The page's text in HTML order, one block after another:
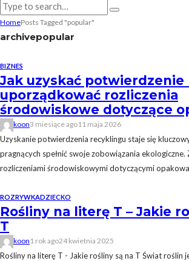
HomePosts Tagged "popular"
archivepopular
BIZNES
Jak uzyskać
uporządkować rozliczenia
środowiskowe dotyczące
koon3 miesiące ago11 maja 2026
Uzyskanie potwierdzenia recyklingu staje się
pragnących spełnić swoje zobowiązania ekologiczne.
rozliczeniami środowiskowymi dotyczącymi
ROZRYWKADZIECKO
Rośliny na literę T – Jakie
T
koon 1 rok ago24 kwietnia 2025
Rośliny na literę T - Jakie rośliny są na T Świat roślin